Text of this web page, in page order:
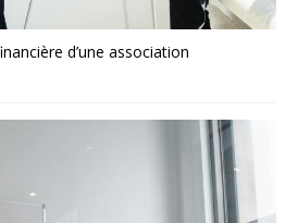
d’une association